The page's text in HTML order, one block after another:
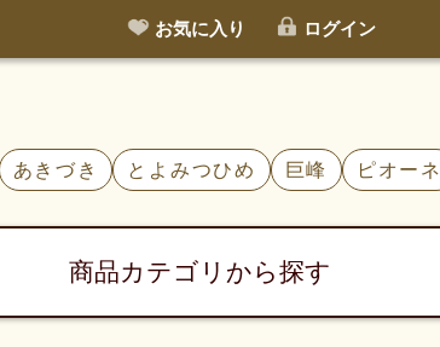
お気に入り ログイン
あきづき とよみつひめ 巨峰 ピオーネ
商品カテゴリから探す